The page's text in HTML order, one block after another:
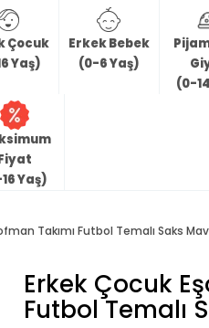
Çocuk
Yaş)
Erkek Bebek
(0-6 Yaş)
(0-
Yaş)
Takımı Futbol Temalı Saks
Erkek Çocuk
Futbol Temalı